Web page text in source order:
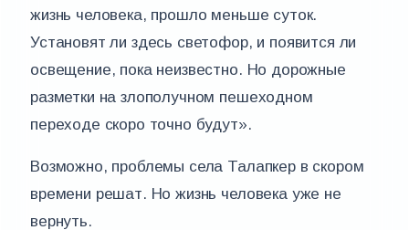
жизнь человека, прошло меньше суток.
Установят ли здесь светофор, и появится ли
освещение, пока неизвестно. Но дорожные
разметки на злополучном пешеходном
переходе скоро точно будут».
Возможно, проблемы села Талапкер в скором
времени решат. Но жизнь человека уже не
вернуть.